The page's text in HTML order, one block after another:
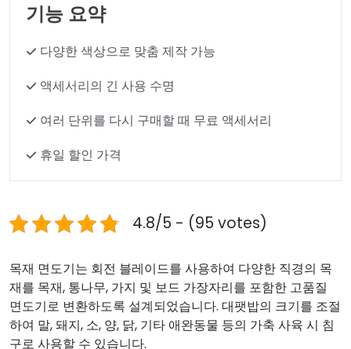
기능 요약
다양한 색상으로 맞춤 제작 가능
액세서리의 긴 사용 수명
여러 단위를 다시 구매할 때 무료 액세서리
휴일 할인 가격
4.8/5 - (95 votes)
목재 면도기는 회전 블레이드를 사용하여 다양한 직경의 목
재를 목재, 통나무, 가지 및 보드 가장자리를 포함한 고품질
면도기로 변환하도록 설계되었습니다. 대팻밥의 크기를 조절
하여 말, 돼지, 소, 양, 닭, 기타 애완동물 등의 가축 사육 시 침
구로 사용할 수 있습니다.